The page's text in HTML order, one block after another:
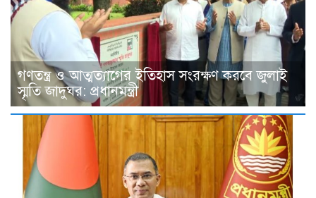
গণতন্ত্র ও আত্মত্যাগের ইতিহাস সংরক্ষণ করবে জুলাই
স্মৃতি জাদুঘর: প্রধানমন্ত্রী